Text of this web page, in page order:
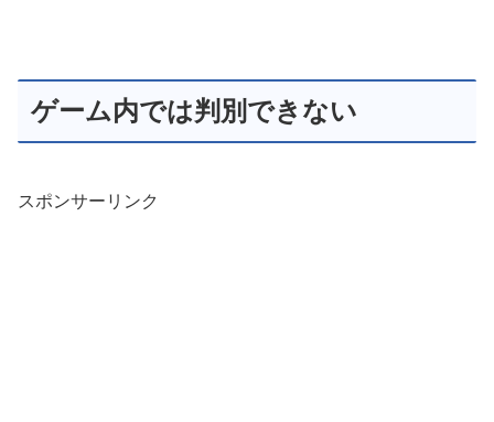
ゲーム内では判別できない
スポンサーリンク